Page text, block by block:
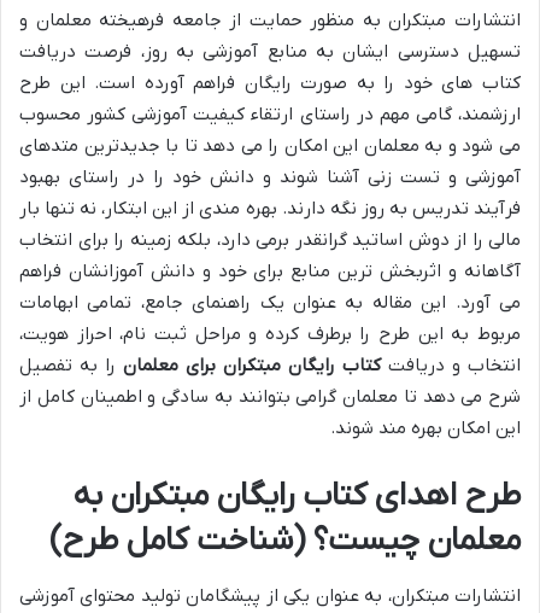
انتشارات مبتکران به منظور حمایت از جامعه فرهیخته معلمان و
تسهیل دسترسی ایشان به منابع آموزشی به روز، فرصت دریافت
کتاب های خود را به صورت رایگان فراهم آورده است. این طرح
ارزشمند، گامی مهم در راستای ارتقاء کیفیت آموزشی کشور محسوب
می شود و به معلمان این امکان را می دهد تا با جدیدترین متدهای
آموزشی و تست زنی آشنا شوند و دانش خود را در راستای بهبود
فرآیند تدریس به روز نگه دارند. بهره مندی از این ابتکار، نه تنها بار
مالی را از دوش اساتید گرانقدر برمی دارد، بلکه زمینه را برای انتخاب
آگاهانه و اثربخش ترین منابع برای خود و دانش آموزانشان فراهم
می آورد. این مقاله به عنوان یک راهنمای جامع، تمامی ابهامات
مربوط به این طرح را برطرف کرده و مراحل ثبت نام، احراز هویت،
انتخاب و دریافتکتاب رایگان مبتکران برای معلمان را به تفصیل
شرح می دهد تا معلمان گرامی بتوانند به سادگی و اطمینان کامل از
این امکان بهره مند شوند.
طرح اهدای کتاب رایگان مبتکران به
معلمان چیست؟ (شناخت کامل طرح)
انتشارات مبتکران، به عنوان یکی از پیشگامان تولید محتوای آموزشی